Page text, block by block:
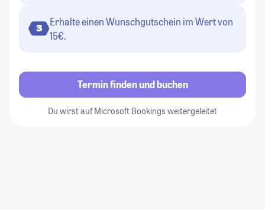
3
Erhalte einen Wunschgutschein im Wert von
15€.
Termin finden und buchen
Du wirst auf Microsoft Bookings weitergeleitet